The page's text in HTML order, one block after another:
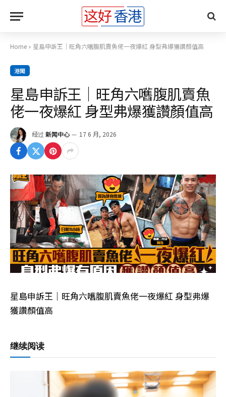
Home » 星島申訴王｜旺角六嚿腹肌賣魚佬一夜爆紅 身型弗爆獲讚顏值高
港聞
星島申訴王｜旺角六嚿腹肌賣魚
佬一夜爆紅 身型弗爆獲讚顏值高
经过 新闻中心 17 6 月, 2026
星島申訴王｜旺角六嚿腹肌賣魚佬一夜爆紅 身型弗爆
獲讚顏值高
继续阅读